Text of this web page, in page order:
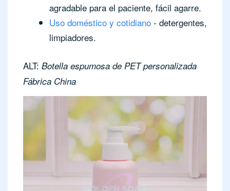
agradable para el paciente, fácil agarre.
Uso doméstico y cotidiano - detergentes,
limpiadores.
ALT: Botella espumosa de PET personalizada
Fábrica China